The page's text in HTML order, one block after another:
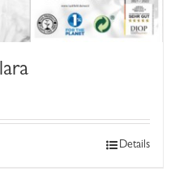
Details